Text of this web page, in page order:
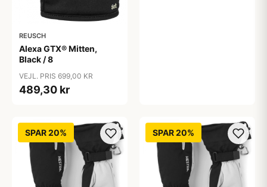
REUSCH
Alexa GTX® Mitten,
Black / 8
VEJL. PRIS 699,00 KR
489,30 kr
SPAR 20% SPAR 20%